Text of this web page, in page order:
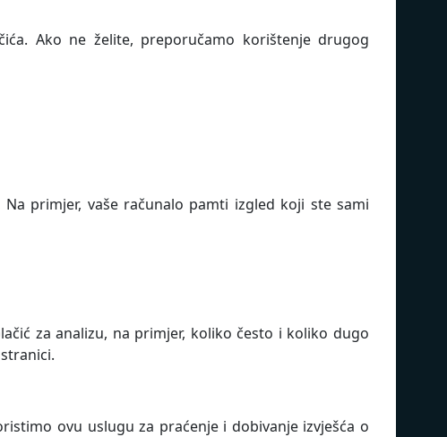
Ako ne želite, preporučamo korištenje drugog
primjer, vaše računalo pamti izgled koji ste sami
za analizu, na primjer, koliko često i koliko dugo
ovu uslugu za praćenje i dobivanje izvješća o